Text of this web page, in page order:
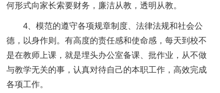
何形式向家长索要财务，廉洁从教，透明从教。
4、模范的遵守各项规章制度、法律法规和社会公
德，以身作则。有高度的责任感和使命感，每天到校不
是在教师上课，就是埋头办公室备课、批作业，从不做
与教学无关的事，认真对待自己的本职工作，高效完成
各项工作。